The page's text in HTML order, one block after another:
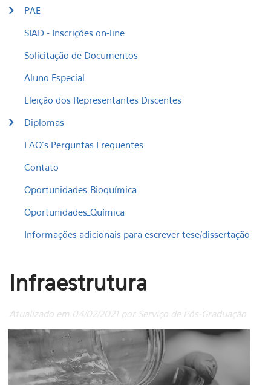
PAE
SIAD - Inscrições on-line
Solicitação de Documentos
Aluno Especial
Eleição dos Representantes Discentes
Diplomas
FAQ's Perguntas Frequentes
Contato
Oportunidades_Bioquímica
Oportunidades_Química
Informações adicionais para escrever tese/dissertação
Infraestrutura
Atualizado em 04/02/2021 por Serviço de Pós-Graduação